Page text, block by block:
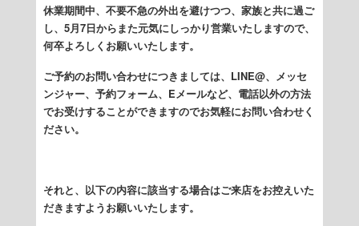
休業期間中、不要不急の外出を避けつつ、家族と共に過ご
し、5月7日からまた元気にしっかり営業いたしますので、
何卒よろしくお願いいたします。
ご予約のお問い合わせにつきましては、LINE@、メッセ
ンジャー、予約フォーム、Eメールなど、電話以外の方法
でお受けすることができますのでお気軽にお問い合わせく
ださい。
それと、以下の内容に該当する場合はご来店をお控えいた
だきますようお願いいたします。